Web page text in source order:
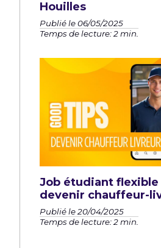
Houilles
Publié le 06/05/2025
Temps de lecture: 2 min.
Job étudiant
devenir chauffeur-
Publié le 20/04/2025
Temps de lecture: 2 min.